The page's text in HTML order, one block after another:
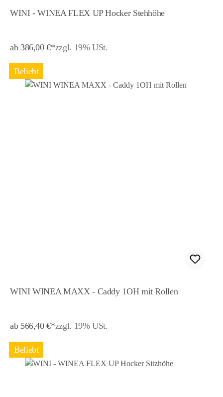
WINI - WINEA FLEX UP Hocker Stehhöhe
ab 386,00 €*zzgl. 19% USt.
Beliebt
WINI WINEA MAXX - Caddy 1OH mit Rollen
ab 566,40 €*zzgl. 19% USt.
Beliebt